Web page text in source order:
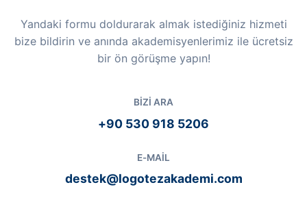
Yandaki formu doldurarak almak istediğiniz hizmeti
bize bildirin ve anında akademisyenlerimiz ile ücretsiz
bir ön görüşme yapın!
BIZI ARA
+90 530 918 5206
E-MAIL
destek@logotezakademi.com